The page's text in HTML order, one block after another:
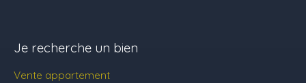
Je recherche un bien
Vente appartement